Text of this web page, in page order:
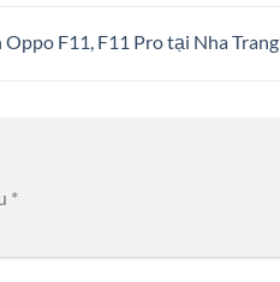
F11, F11 Pro tại Nha Trang
*